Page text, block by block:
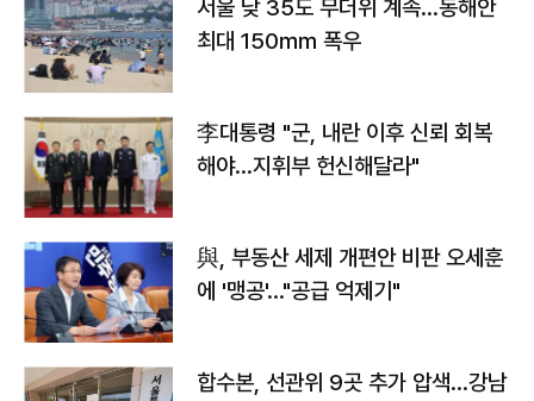
서울 낮 35도 무더위 계속…동해안
최대 150㎜ 폭우
李대통령 "군, 내란 이후 신뢰 회복
해야…지휘부 헌신해달라"
與, 부동산 세제 개편안 비판 오세훈
에 '맹공'…"공급 억제기"
합수본, 선관위 9곳 추가 압색…강남